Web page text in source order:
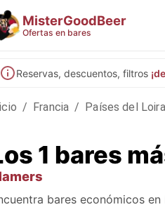
MisterGoodBeer
Ofertas en bares
Reservas, descuentos, filtros
/ Francia / Países del Loira
1 bares
bares económicos